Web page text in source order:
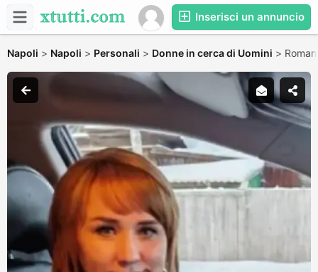
Inserisci un annuncio
Napoli > Napoli > Personali > Donne in cerca di Uomini >